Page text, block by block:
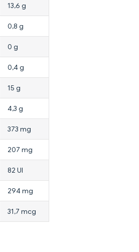
13,6 g
0,8 g
0 g
0,4 g
15 g
4,3 g
373 mg
207 mg
82 UI
294 mg
31,7 mcg